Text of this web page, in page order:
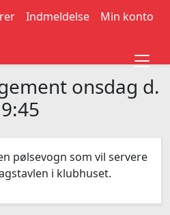
Indmeldelse Min konto
onsdag d.
pølsevogn som vil servere
i klubhuset.